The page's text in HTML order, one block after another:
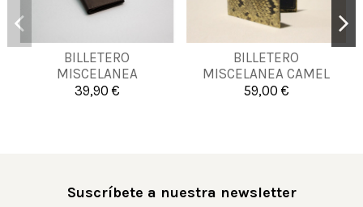
BILLETERO
MISCELANEA
39,90 €
UNICA
Añadir al carrito
BILLETERO
MISCELANEA CAMEL
59,00 €
UNICA
Añadir al carrito
Suscríbete a nuestra newsletter